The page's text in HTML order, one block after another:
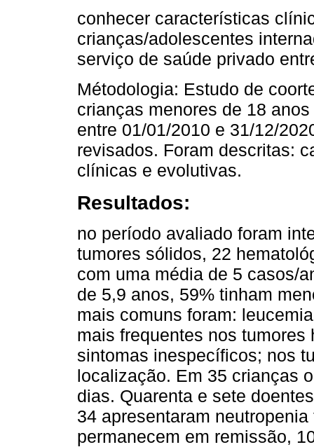
conhecer características
crianças/adolescentes
serviço de saúde privado
Métodologia: Estudo de
crianças menores de 18
entre 01/01/2010 e 31/12/
revisados. Foram descritas:
clínicas e evolutivas.
Resultados:
no período avaliado foram
tumores sólidos, 22
com uma média de 5 casos/
de 5,9 anos, 59% tinham
mais comuns foram:
mais frequentes nos
sintomas inespecíficos; nos
localização. Em 35 crianças
dias. Quarenta e sete
34 apresentaram
permanecem em remissão,